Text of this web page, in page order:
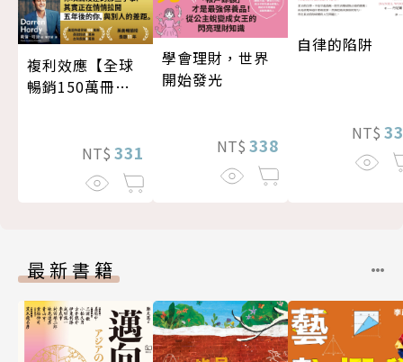
複利效應【全球
暢銷150萬冊・
NT$ 331
學會理財，世界
開始發光
NT$ 338
自律的陷阱
NT$
最新書籍